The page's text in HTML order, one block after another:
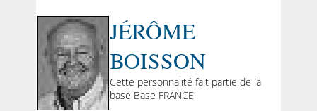
JÉRÔME
BOISSON
Cette personnalité fait partie de la
base Base FRANCE